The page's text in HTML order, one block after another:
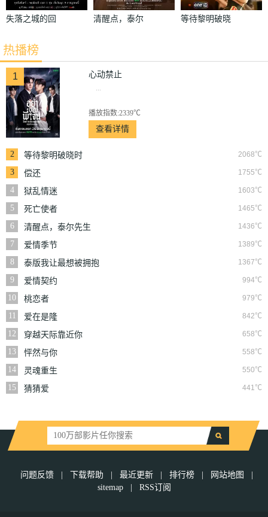
失落之城的回
清醒点，泰尔
等待黎明破晓
热播榜
1 心动禁止
...
播放指数:2339℃
查看详情
2 2068℃
等待黎明破晓时
3
1755℃
偿还
4
1603℃
狱乱情迷
5
1465℃
死亡使者
6
1436℃
清醒点，泰尔先生
7
1389℃
爱情季节
8
1367℃
泰版我让最想被拥抱
的男人给威胁了
9 994℃
爱情契约
10
979℃
桃恋者
11
842℃
爱在是隆
12
658℃
穿越天际靠近你
13
558℃
怦然与你
14
550℃
灵魂重生
15
441℃
猜猜爱
问题反馈 下载帮助 最近更新 排行榜 网站地图
sitemap
RSS订阅